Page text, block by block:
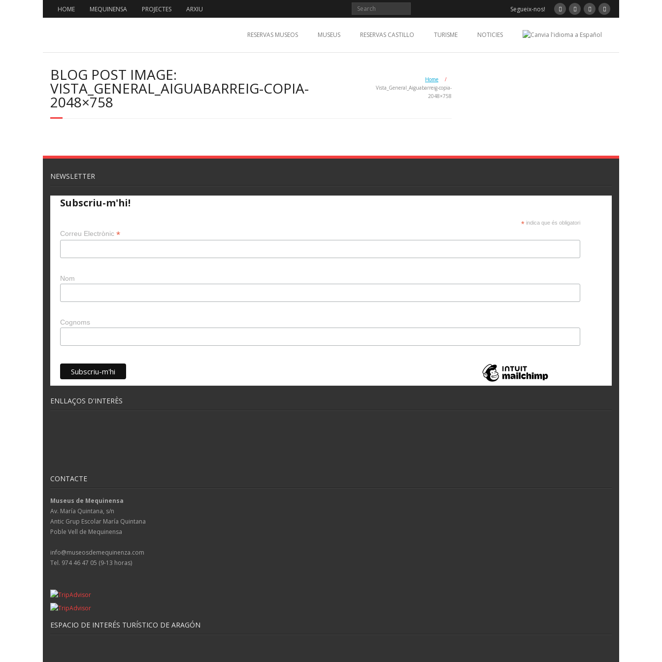
HOME MEQUINENSA PROJECTES ARXIU Segueix-nos!
RESERVAS MUSEOS MUSEUS RESERVAS CASTILLO TURISME NOTICIES
BLOG POST IMAGE:
VISTA_GENERAL_AIGUABARREIG-COPIA-
2048×758
Home
/
Vista_General_Aiguabarreig-copia-
2048×758
NEWSLETTER
Subscriu-m'hi!
* indica que és obligatori
Correu Electrònic *
Nom
Cognoms
ENLLAÇOS D'INTERÈS
CONTACTE
Museus de Mequinensa
Av. María Quintana, s/n
Antic Grup Escolar María Quintana
Poble Vell de Mequinensa
info@museosdemequinenza.com
Tel. 974 46 47 05 (9-13 horas)
ESPACIO DE INTERÉS TURÍSTICO DE ARAGÓN